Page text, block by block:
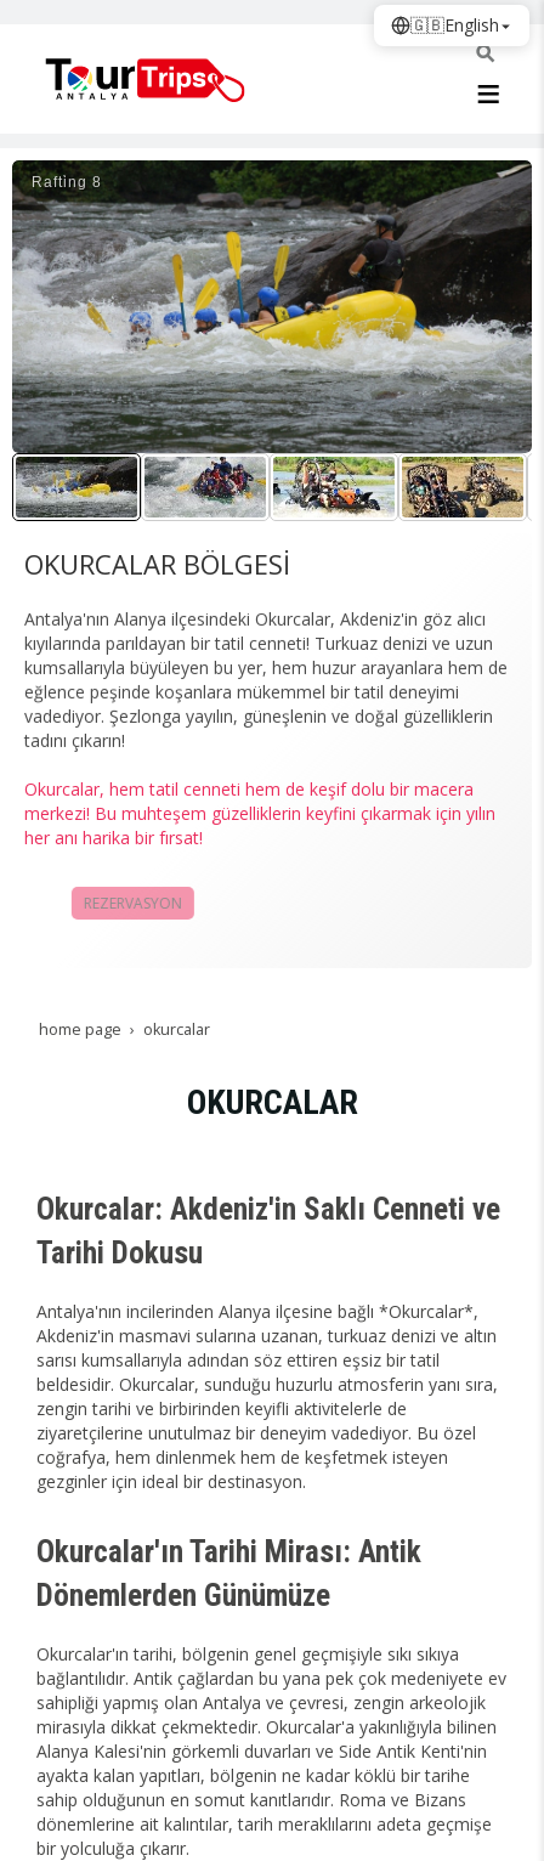
Rafti̇ng 8
OKURCALAR BÖLGESİ
Antalya'nın Alanya ilçesindeki Okurcalar, Akdeniz'in göz alıcı
kıyılarında parıldayan bir tatil cenneti! Turkuaz denizi ve uzun
kumsallarıyla büyüleyen bu yer, hem huzur arayanlara hem de
eğlence peşinde koşanlara mükemmel bir tatil deneyimi
vadediyor. Şezlonga yayılın, güneşlenin ve doğal güzelliklerin
tadını çıkarın!
Okurcalar, hem tatil cenneti hem de keşif dolu bir macera
merkezi! Bu muhteşem güzelliklerin keyfini çıkarmak için yılın
her anı harika bir fırsat!
REZERVASYON
home page okurcalar
OKURCALAR
Okurcalar: Akdeniz'in Saklı Cenneti ve
Tarihi Dokusu
Antalya'nın incilerinden Alanya ilçesine bağlı *Okurcalar*,
Akdeniz'in masmavi sularına uzanan, turkuaz denizi ve altın
sarısı kumsallarıyla adından söz ettiren eşsiz bir tatil
beldesidir. Okurcalar, sunduğu huzurlu atmosferin yanı sıra,
zengin tarihi ve birbirinden keyifli aktivitelerle de
ziyaretçilerine unutulmaz bir deneyim vadediyor. Bu özel
coğrafya, hem dinlenmek hem de keşfetmek isteyen
gezginler için ideal bir destinasyon.
Okurcalar'ın Tarihi Mirası: Antik
Dönemlerden Günümüze
Okurcalar'ın tarihi, bölgenin genel geçmişiyle sıkı sıkıya
bağlantılıdır. Antik çağlardan bu yana pek çok medeniyete ev
sahipliği yapmış olan Antalya ve çevresi, zengin arkeolojik
mirasıyla dikkat çekmektedir. Okurcalar'a yakınlığıyla bilinen
Alanya Kalesi'nin görkemli duvarları ve Side Antik Kenti'nin
ayakta kalan yapıtları, bölgenin ne kadar köklü bir tarihe
sahip olduğunun en somut kanıtlarıdır. Roma ve Bizans
dönemlerine ait kalıntılar, tarih meraklılarını adeta geçmişe
bir yolculuğa çıkarır.
🇬🇧English